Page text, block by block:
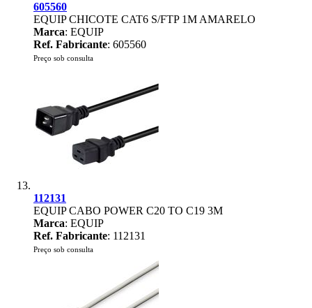
605560
EQUIP CHICOTE CAT6 S/FTP 1M AMARELO
Marca: EQUIP
Ref. Fabricante: 605560
Preço sob consulta
112131
EQUIP CABO POWER C20 TO C19 3M
Marca: EQUIP
Ref. Fabricante: 112131
Preço sob consulta